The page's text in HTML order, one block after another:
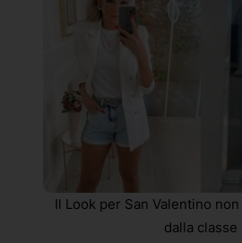
Il Look per San Valentino
dalla classe